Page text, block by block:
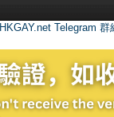
HKGAY.net Telegram 群